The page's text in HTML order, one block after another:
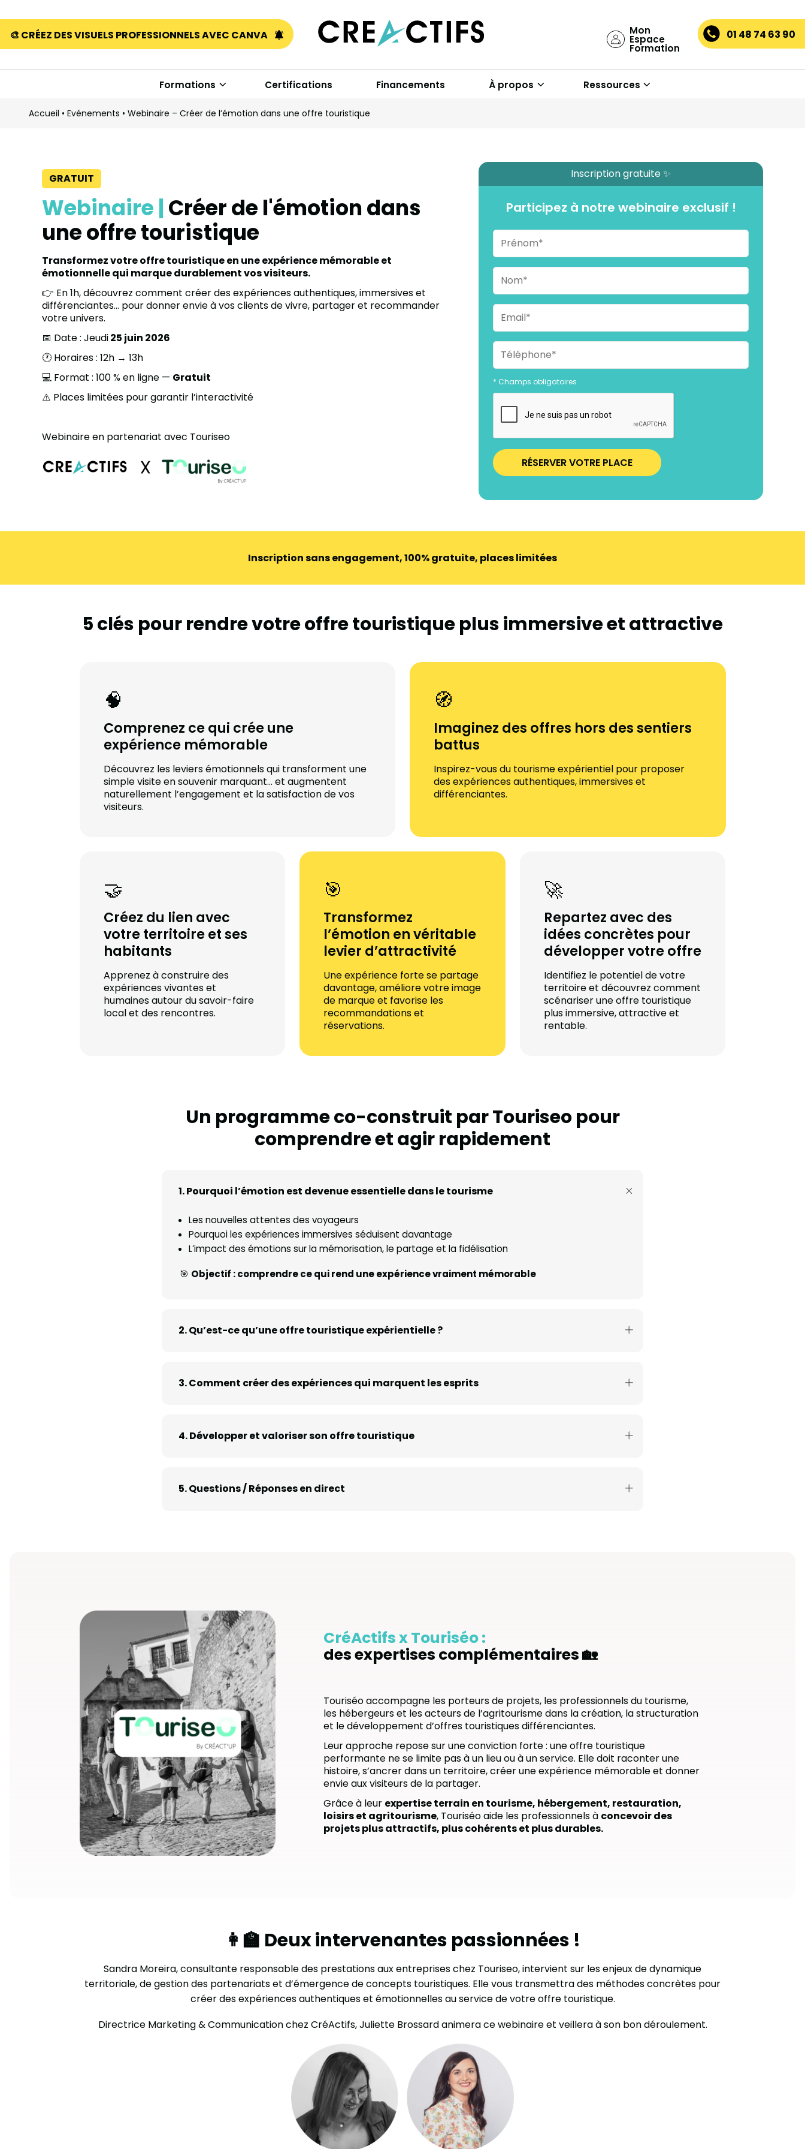
Mon
Espace
Formation
01 48 74 63 90
🎨 CRÉEZ DES VISUELS PROFESSIONNELS AVEC CANVA
Formations Certifications Financements À propos Ressources
Accueil • Evénements • Webinaire – Créer de l’émotion dans une offre touristique
GRATUIT
Webinaire | Créer de l'émotion dans
une offre touristique
Transformez votre offre touristique en une expérience mémorable et
émotionnelle qui marque durablement vos visiteurs.
👉 En 1h, découvrez comment créer des expériences authentiques, immersives et
différenciantes… pour donner envie à vos clients de vivre, partager et recommander
votre univers.
📅 Date : Jeudi25 juin 2026
🕐 Horaires : 12h → 13h
💻 Format : 100 % en ligne — Gratuit
⚠️ Places limitées pour garantir l’interactivité
Webinaire en partenariat avec Touriseo
Inscription gratuite ✨
Participez à notre webinaire exclusif !
* Champs obligatoires
Inscription sans engagement, 100% gratuite, places limitées
5 clés pour rendre votre offre touristique plus immersive et attractive
🧠
Comprenez ce qui crée une
expérience mémorable
Découvrez les leviers émotionnels qui transforment une
simple visite en souvenir marquant… et augmentent
naturellement l’engagement et la satisfaction de vos
visiteurs.
🧭
Imaginez des offres hors des sentiers
battus
Inspirez-vous du tourisme expérientiel pour proposer
des expériences authentiques, immersives et
différenciantes.
🤝
Créez du lien avec
votre territoire et ses
habitants
Apprenez à construire des
expériences vivantes et
humaines autour du savoir-faire
local et des rencontres.
🎯
Transformez
l’émotion en véritable
levier d’attractivité
Une expérience forte se partage
davantage, améliore votre image
de marque et favorise les
recommandations et
réservations.
🚀
Repartez avec des
idées concrètes pour
développer votre offre
Identifiez le potentiel de votre
territoire et découvrez comment
scénariser une offre touristique
plus immersive, attractive et
rentable.
Un programme co-construit par Touriseo pour
comprendre et agir rapidement
1. Pourquoi l’émotion est devenue essentielle dans le tourisme
Les nouvelles attentes des voyageurs
Pourquoi les expériences immersives séduisent davantage
L’impact des émotions sur la mémorisation, le partage et la fidélisation
🎯 Objectif : comprendre ce qui rend une expérience vraiment mémorable
2. Qu’est-ce qu’une offre touristique expérientielle ?
3. Comment créer des expériences qui marquent les esprits
4. Développer et valoriser son offre touristique
5. Questions / Réponses en direct
CréActifs x Touriséo :
des expertises complémentaires🏡
Touriséo accompagne les porteurs de projets, les professionnels du tourisme,
les hébergeurs et les acteurs de l’agritourisme dans la création, la structuration
et le développement d’offres touristiques différenciantes.
Leur approche repose sur une conviction forte : une offre touristique
performante ne se limite pas à un lieu ou à un service. Elle doit raconter une
histoire, s’ancrer dans un territoire, créer une expérience mémorable et donner
envie aux visiteurs de la partager.
Grâce à leur expertise terrain en tourisme, hébergement, restauration,
loisirs et agritourisme, Touriséo aide les professionnels à concevoir des
projets plus attractifs, plus cohérents et plus durables.
👩‍🏫 Deux intervenantes passionnées !
Sandra Moreira, consultante responsable des prestations aux entreprises chez Touriseo, intervient sur les enjeux de dynamique
territoriale, de gestion des partenariats et d’émergence de concepts touristiques. Elle vous transmettra des méthodes concrètes pour
créer des expériences authentiques et émotionnelles au service de votre offre touristique.
Directrice Marketing & Communication chez CréActifs, Juliette Brossard animera ce webinaire et veillera à son bon déroulement.